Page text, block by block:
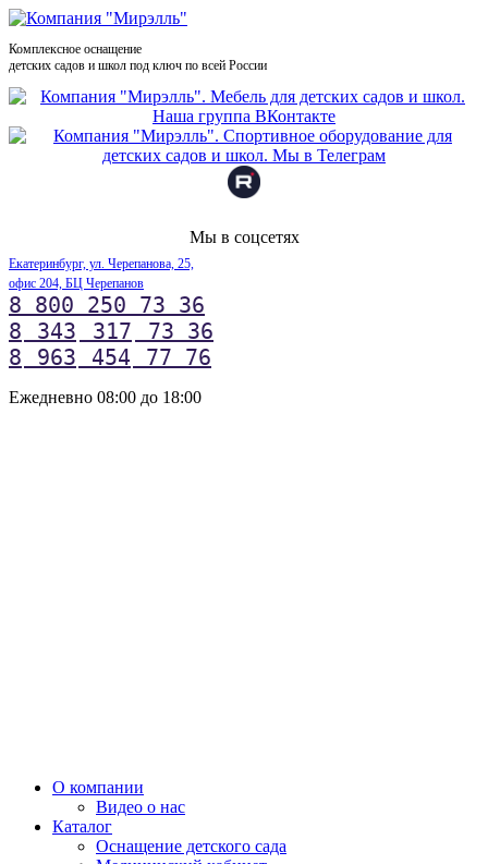
Комплексное оснащение
детских садов и школ под ключ по всей России
Мы в соцсетях
Екатеринбург, ул. Черепанова, 25,
офис 204, БЦ Черепанов
8 800 250 73 36
8
343 317
73 36
8
963 454 77 76
Ежедневно 08:00 до 18:00
О компании
Видео о нас
Каталог
Оснащение детского сада